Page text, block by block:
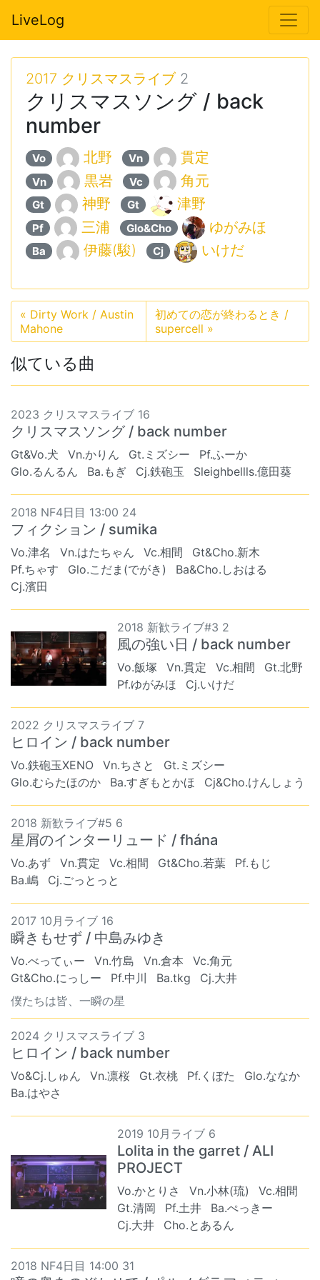
LiveLog
2017 クリスマスライブ2
クリスマスソング / back
number
Vo 北野 Vn 貫定
Vn 黒岩 Vc 角元
Gt 神野 Gt 津野
Pf 三浦 Glo&Cho ゆがみほ
Ba 伊藤(駿) Cj いけだ
« Dirty Work / Austin
Mahone
初めての恋が終わるとき /
supercell »
似ている曲
2023 クリスマスライブ 16
クリスマスソング / back number
Gt&Vo.犬 Vn.かりん Gt.ミズシー
Pf.ふーか
Glo.るんるん
Ba.もぎ Cj.鉄砲玉 Sleighbellls.億田葵
2018 NF4日目 13:00 24
フィクション / sumika
Vo.津名 Vn.はたちゃん Vc.相間
Gt&Cho.新木
Pf.ちゃす
Glo.こだま(でがき)
Ba&Cho.しおはる
Cj.濱田
2018 新歓ライブ#3 2
風の強い日 / back number
Vo.飯塚 Vn.貫定 Vc.相間
Gt.北野
Pf.ゆがみほ
Cj.いけだ
2022 クリスマスライブ 7
ヒロイン / back number
Vo.鉄砲玉XENO Vn.ちさと
Gt.ミズシー
Glo.むらたほのか
Ba.すぎもとかほ Cj&Cho.けんしょう
2018 新歓ライブ#5 6
星屑のインターリュード / fhána
Vo.あず Vn.貫定 Vc.相間 Gt&Cho.若葉
Pf.もじ
Ba.嶋
Cj.ごっとっと
2017 10月ライブ 16
瞬きもせず / 中島みゆき
Vo.べってぃー Vn.竹島 Vn.倉本
Vc.角元
Gt&Cho.にっしー
Pf.中川 Ba.tkg
Cj.大井
僕たちは皆、一瞬の星
2024 クリスマスライブ 3
ヒロイン / back number
Vo&Cj.しゅん Vn.凛桜 Gt.衣桃 Pf.くぼた
Glo.ななか
Ba.はやさ
2019 10月ライブ 6
Lolita in the garret / ALI
PROJECT
Vo.かとりさ Vn.小林(琉)
Vc.相間
Gt.清岡
Pf.土井
Ba.ぺっきー
Cj.大井
Cho.とあるん
2018 NF4日目 14:00 31